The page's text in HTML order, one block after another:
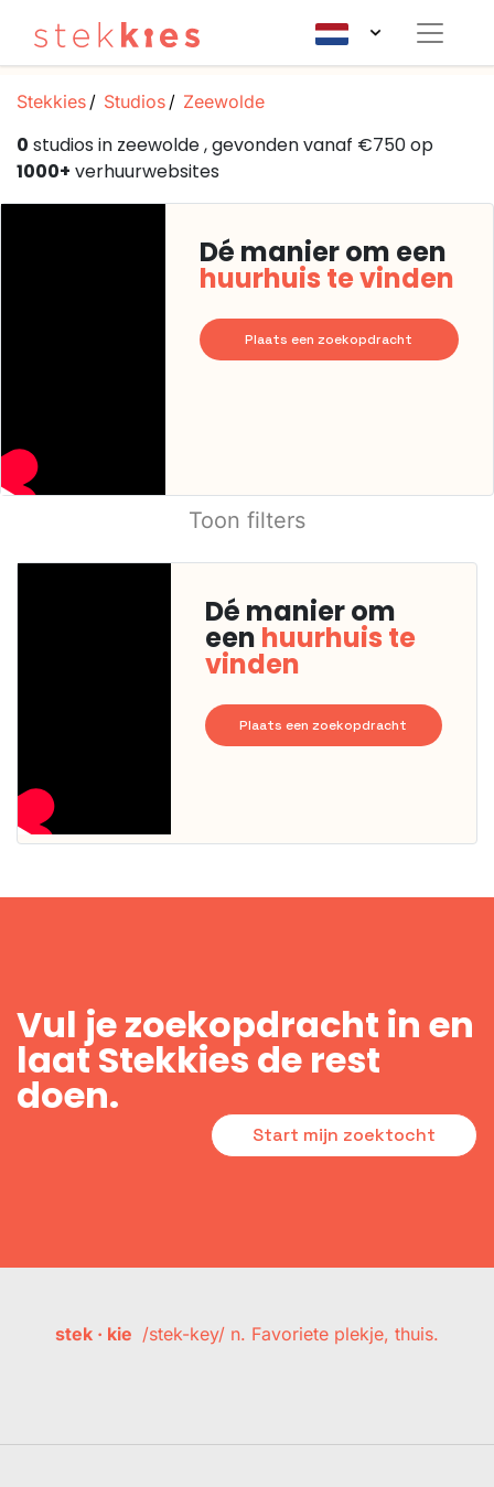
Stekkies Studios Zeewolde
0 studios in zeewolde , gevonden vanaf €750 op
1000+ verhuurwebsites
Dé manier om een
huurhuis te vinden
Plaats een zoekopdracht
Toon filters
Dé manier om
een huurhuis te
vinden
Plaats een zoekopdracht
Vul je zoekopdracht in en
laat Stekkies de rest
doen.
Start mijn zoektocht
stek · kie /stek-key/ n. Favoriete plekje, thuis.